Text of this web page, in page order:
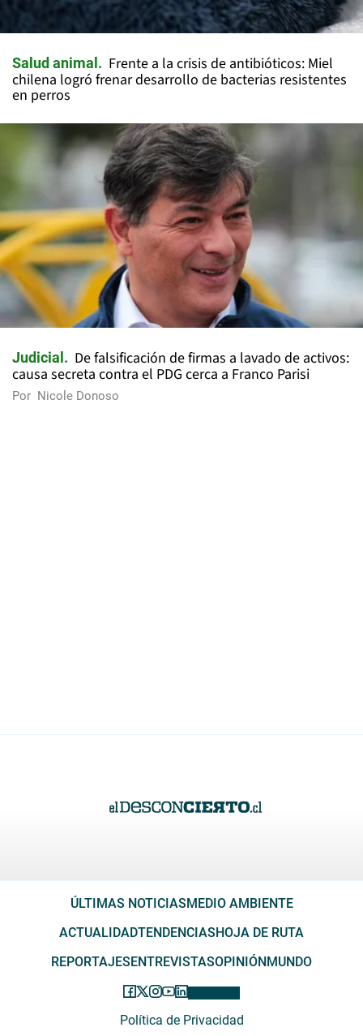
Salud animal
Frente a la crisis de antibióticos: Miel
chilena logró frenar desarrollo de bacterias resistentes
en perros
Judicial
De falsificación de firmas a lavado de activos:
causa secreta contra el PDG cerca a Franco Parisi
Por Nicole Donoso
ÚLTIMAS NOTICIASMEDIO AMBIENTE
ACTUALIDADTENDENCIASHOJA DE RUTA
REPORTAJESENTREVISTASOPINIÓNMUNDO
Política de Privacidad